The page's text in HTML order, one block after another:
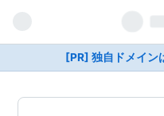
[PR] 独自ドメイン